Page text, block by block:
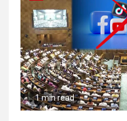
1 min read